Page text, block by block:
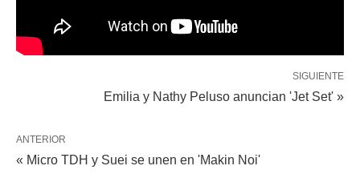
SIGUIENTE
Emilia y Nathy Peluso anuncian 'Jet Set' »
ANTERIOR
« Micro TDH y Suei se unen en 'Makin Noi'